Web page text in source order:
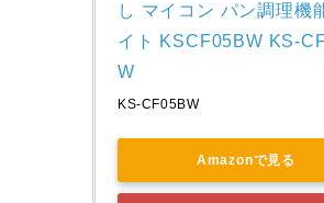
し マイコン パン調理機
イト KSCF05BW KS-
W
KS-CF05BW
Amazonで見る